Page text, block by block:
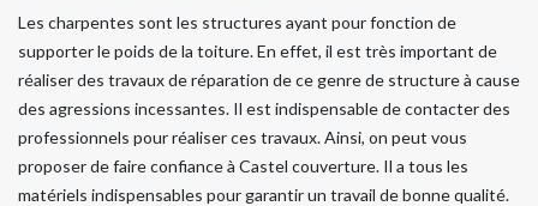
Les charpentes sont les structures ayant pour fonction de
supporter le poids de la toiture. En effet, il est très important de
réaliser des travaux de réparation de ce genre de structure à cause
des agressions incessantes. Il est indispensable de contacter des
professionnels pour réaliser ces travaux. Ainsi, on peut vous
proposer de faire confiance à Castel couverture. Il a tous les
matériels indispensables pour garantir un travail de bonne qualité.